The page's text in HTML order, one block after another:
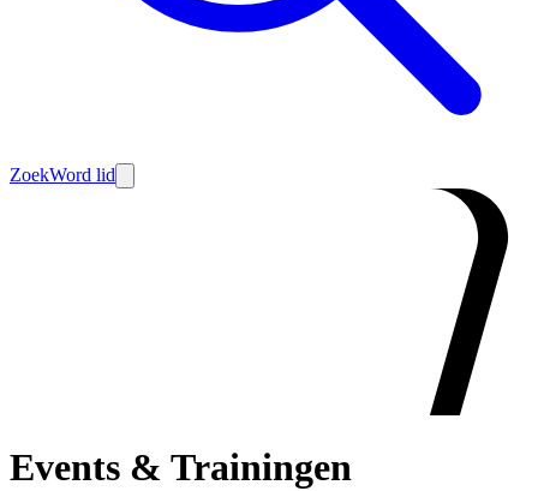
ZoekWord lid
Events & Trainingen